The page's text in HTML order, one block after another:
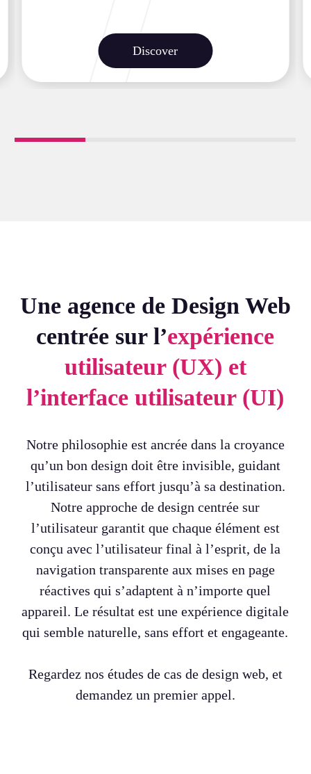
Discover
Une agence de Design Web
centrée sur l’expérience
utilisateur (UX) et
l’interface utilisateur (UI)
Notre philosophie est ancrée dans la croyance
qu’un bon design doit être invisible, guidant
l’utilisateur sans effort jusqu’à sa destination.
Notre approche de design centrée sur
l’utilisateur garantit que chaque élément est
conçu avec l’utilisateur final à l’esprit, de la
navigation transparente aux mises en page
réactives qui s’adaptent à n’importe quel
appareil. Le résultat est une expérience digitale
qui semble naturelle, sans effort et engageante.
Regardez nos études de cas de design web, et
demandez un premier appel.